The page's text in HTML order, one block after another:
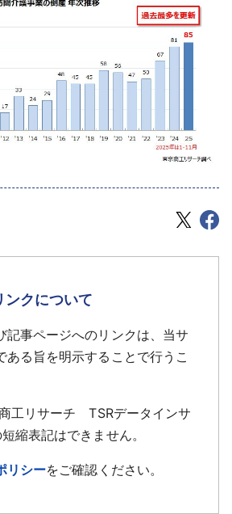
ンクについて
記事ページへのリンクは、当サ
ある旨を明示することで行うこ
工リサーチ TSRデータインサ
縮表記はできません。
リシーをご確認ください。